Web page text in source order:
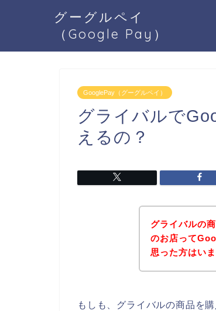
グーグルペイ
（Google Pay）
GooglePay（グーグルペイ）
グライバルで
えるの？
グライバルの
のお店って
思った方はい
もしも、グライバルの商品を